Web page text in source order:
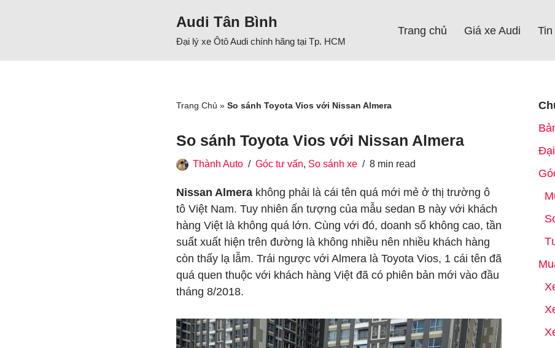
Audi Tân Bình
Đại lý xe Ôtô Audi chính hãng tại Tp. HCM
Trang chủ Giá xe Audi
Trang Chủ » So sánh Toyota Vios với Nissan Almera
So sánh Toyota Vios với Nissan Almera
Thành Auto Góc tư vấn, So sánh xe 8 min read
Nissan Almera không phải là cái tên quá mới mẻ ở thị trường ô
tô Việt Nam. Tuy nhiên ấn tượng của mẫu sedan B này với khách
hàng Việt là không quá lớn. Cùng với đó, doanh số không cao, tần
suất xuất hiện trên đường là không nhiều nên nhiều khách hàng
còn thấy lạ lẫm. Trái ngược với Almera là Toyota Vios, 1 cái tên đã
quá quen thuộc với khách hàng Việt đã có phiên bản mới vào đầu
tháng 8/2018.